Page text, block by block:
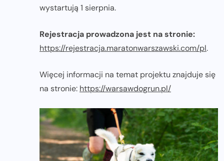
wystartują 1 sierpnia.
Rejestracja prowadzona jest na stronie:
https://rejestracja.maratonwarszawski.com/pl.
Więcej informacji na temat projektu znajduje się
na stronie: https://warsawdogrun.pl/